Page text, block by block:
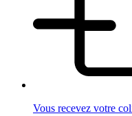
Vous recevez votre